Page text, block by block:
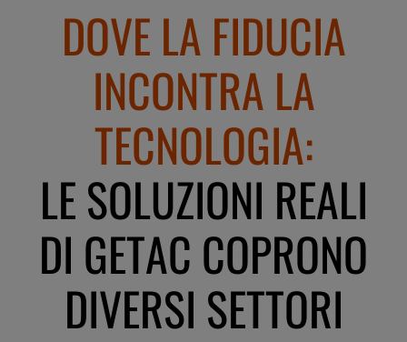
DOVE LA FIDUCIA
INCONTRA LA
TECNOLOGIA:
LE SOLUZIONI REALI
DI GETAC COPRONO
DIVERSI SETTORI